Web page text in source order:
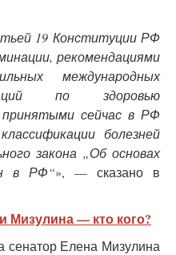
19 Конституции РФ
рекомендациями
международных
по здоровью
сейчас в РФ
болезней
закона „Об основах
в РФ“», — сказано в
— кто кого?
сенатор Елена Мизулина